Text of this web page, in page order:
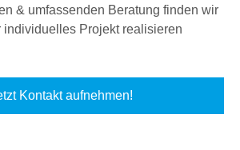
& umfassenden Beratung finden wir
individuelles Projekt realisieren
Kontakt aufnehmen!